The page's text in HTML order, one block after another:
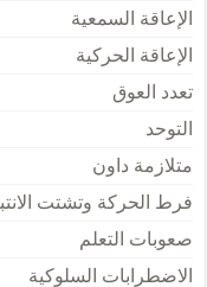
الإعاقة السمعية
الإعاقة الحركية
تعدد العوق
التوحد
متلازمة داون
فرط الحركة وتشتت
صعوبات التعلم
الاضطرابات السلوكية